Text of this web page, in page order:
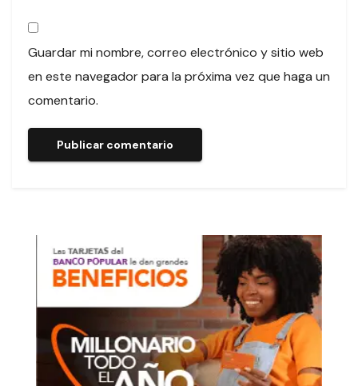
Guardar mi nombre, correo electrónico y sitio web
en este navegador para la próxima vez que haga un
comentario.